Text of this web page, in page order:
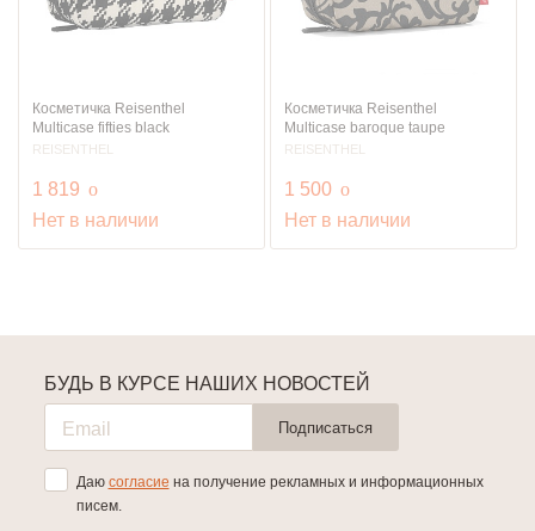
Косметичка Reisenthel
Multicase fifties black
REISENTHEL
1 819 руб.
o
Нет в наличии
Косметичка Reisenthel
Multicase baroque taupe
REISENTHEL
1 500 руб.
o
Нет в наличии
БУДЬ В КУРСЕ НАШИХ НОВОСТЕЙ
Подписаться
Даю согласие на получение рекламных и информационных
писем.